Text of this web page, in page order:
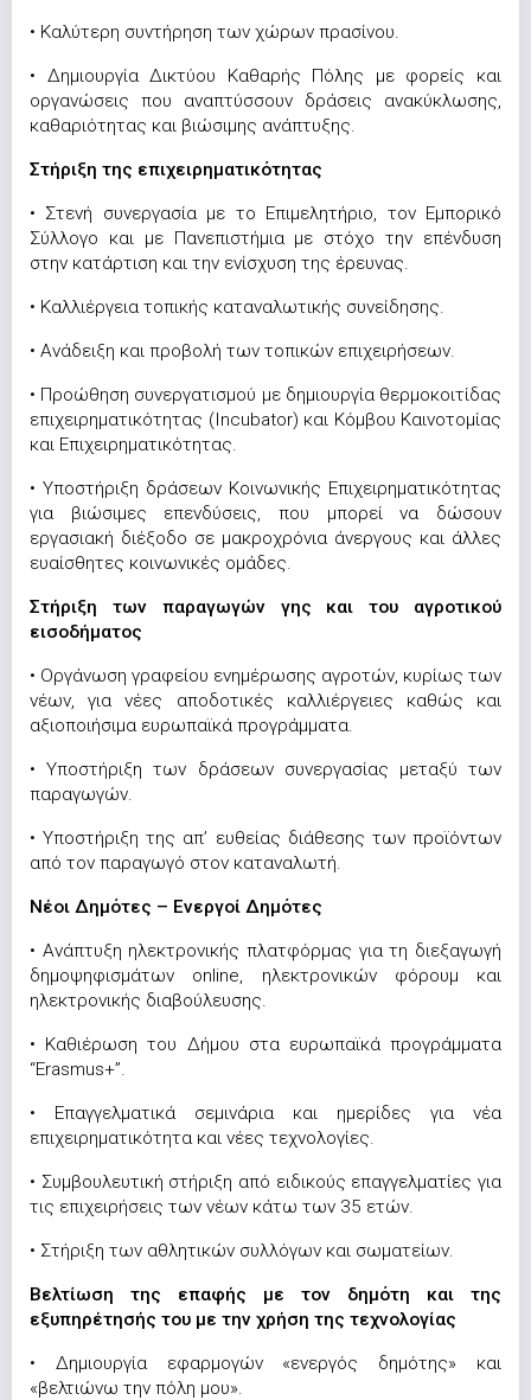
• Καλύτερη συντήρηση των χώρων πρασίνου.
• Δημιουργία Δικτύου Καθαρής Πόλης με φορείς και
οργανώσεις που αναπτύσσουν δράσεις ανακύκλωσης,
καθαριότητας και βιώσιμης ανάπτυξης.
Στήριξη της επιχειρηματικότητας
• Στενή συνεργασία με το Επιμελητήριο, τον Εμπορικό
Σύλλογο και με Πανεπιστήμια με στόχο την επένδυση
στην κατάρτιση και την ενίσχυση της έρευνας.
• Καλλιέργεια τοπικής καταναλωτικής συνείδησης.
• Ανάδειξη και προβολή των τοπικών επιχειρήσεων.
• Προώθηση συνεργατισμού με δημιουργία θερμοκοιτίδας
επιχειρηματικότητας (Incubator) και Κόμβου Καινοτομίας
και Επιχειρηματικότητας.
• Υποστήριξη δράσεων Κοινωνικής Επιχειρηματικότητας
για βιώσιμες επενδύσεις, που μπορεί να δώσουν
εργασιακή διέξοδο σε μακροχρόνια άνεργους και άλλες
ευαίσθητες κοινωνικές ομάδες.
Στήριξη των παραγωγών γης και του αγροτικού
εισοδήματος
• Οργάνωση γραφείου ενημέρωσης αγροτών, κυρίως των
νέων, για νέες αποδοτικές καλλιέργειες καθώς και
αξιοποιήσιμα ευρωπαϊκά προγράμματα.
• Υποστήριξη των δράσεων συνεργασίας μεταξύ των
παραγωγών.
• Υποστήριξη της απ’ ευθείας διάθεσης των προϊόντων
από τον παραγωγό στον καταναλωτή.
Νέοι Δημότες – Ενεργοί Δημότες
• Ανάπτυξη ηλεκτρονικής πλατφόρμας για τη διεξαγωγή
δημοψηφισμάτων online, ηλεκτρονικών φόρουμ και
ηλεκτρονικής διαβούλευσης.
• Καθιέρωση του Δήμου στα ευρωπαϊκά προγράμματα
“Erasmus+”.
• Επαγγελματικά σεμινάρια και ημερίδες για νέα
επιχειρηματικότητα και νέες τεχνολογίες.
• Συμβουλευτική στήριξη από ειδικούς επαγγελματίες για
τις επιχειρήσεις των νέων κάτω των 35 ετών.
• Στήριξη των αθλητικών συλλόγων και σωματείων.
Βελτίωση της επαφής με τον δημότη και της
εξυπηρέτησής του με την χρήση της τεχνολογίας
• Δημιουργία εφαρμογών «ενεργός δημότης» και
«βελτιώνω την πόλη μου».